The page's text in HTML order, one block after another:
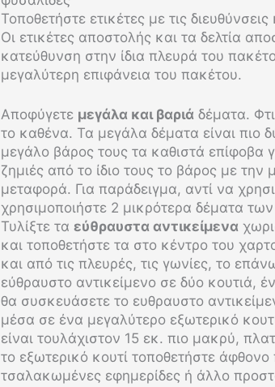
Τοποθετήστε ετικέτες με τις
Οι ετικέτες αποστολής και τα δελτία
κατεύθυνση στην ίδια πλευρά του
μεγαλύτερη επιφάνεια του πακέτου.
Αποφύγετε μεγάλα και βαριά δέματα.
το καθένα. Τα μεγάλα δέματα είναι
μεγάλο βάρος τους τα καθιστά επίφοβα
ζημιές από το ίδιο τους το βάρος με
μεταφορά. Για παράδειγμα, αντί να
χρησιμοποιήστε 2 μικρότερα δέματα
Τυλίξτε τα εύθραυστα αντικείμενα
και τοποθετήστε τα στο κέντρο του
και από τις πλευρές, τις γωνίες, το
εύθραυστο αντικείμενο σε δύο κουτιά,
θα συσκευάσετε το ευθραυστο
μέσα σε ένα μεγαλύτερο εξωτερικό
είναι τουλάχιστον 15 εκ. πιο μακρύ,
το εξωτερικό κουτί τοποθετήστε
τσαλακωμένες εφημερίδες ή άλλο